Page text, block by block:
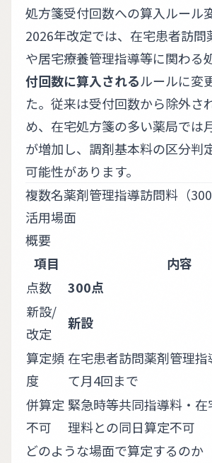
処方箋受付回数への算入ルール
2026年改定では、在宅患者訪問
や居宅療養管理指導等に関わる
付回数に算入されるルールに変
た。従来は受付回数から除外さ
め、在宅処方箋の多い薬局では
が増加し、調剤基本料の区分判
可能性があります。
複数名薬剤管理指導訪問料（
活用場面
概要
項目
内容
点数
300点
新設/
改定
新設
算定頻
度
在宅患者訪問薬剤管理
て月4回まで
併算定
不可
緊急時等共同指導料・
理料との同日算定不可
どのような場面で算定するのか